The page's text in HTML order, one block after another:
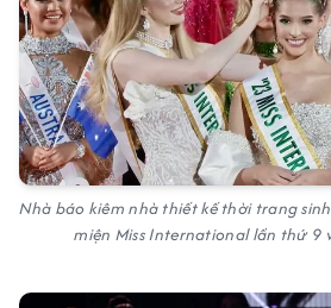
Nhà báo kiêm nhà thiết kế thời trang
miện Miss International lần thứ 9